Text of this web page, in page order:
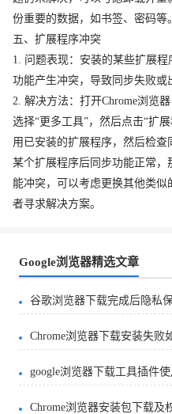
份重要的数据，如书签、密码等。
五、扩展程序冲突
1. 问题表现：安装的某些扩展
功能产生冲突，导致同步失败或
2. 解决方法：打开Chrome浏览
选择“更多工具”，然后点击“扩
用已安装的扩展程序，然后检
某个扩展程序后同步功能正常
能冲突，可以考虑更换其他类
者寻求解决方案。
Google浏览器精选文章
谷歌浏览器下载完成后隐私
Chrome浏览器下载安装失败
google浏览器下载工具插件
Chrome浏览器安装包下载及